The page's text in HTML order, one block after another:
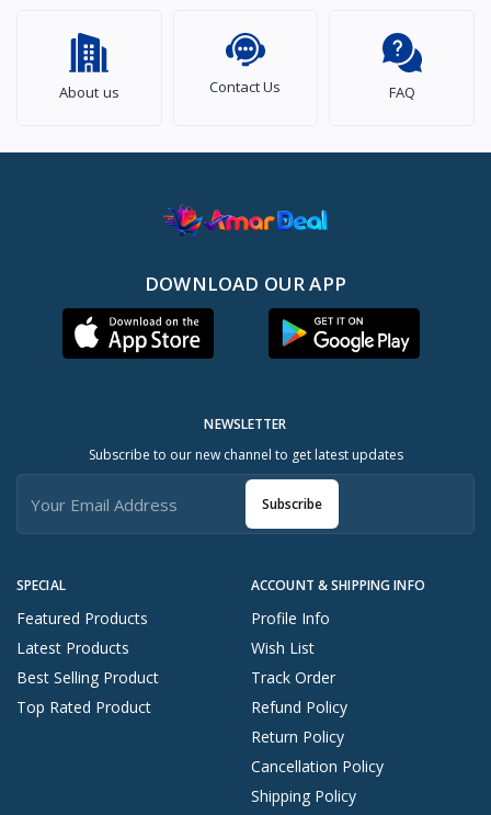
About us Contact Us FAQ
DOWNLOAD OUR APP
SPECIAL
Featured Products
Latest Products
Best Selling Product
Top Rated Product
ACCOUNT & SHIPPING INFO
Profile Info
Wish List
Track Order
Refund Policy
Return Policy
Cancellation Policy
Shipping Policy
NEWSLETTER
Subscribe to our new channel to get latest updates
Subscribe